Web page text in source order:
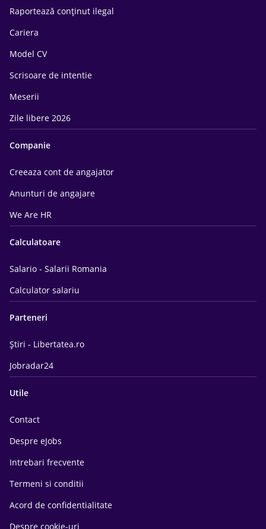
Raportează conținut ilegal
Cariera
Model CV
Scrisoare de intentie
Meserii
Zile libere 2026
Companie
Creeaza cont de angajator
Anunturi de angajare
We Are HR
Calculatoare
Salario - Salarii Romania
Calculator salariu
Parteneri
Știri - Libertatea.ro
Jobradar24
Utile
Contact
Despre eJobs
Intrebari frecvente
Termeni si conditii
Acord de confidentialitate
Despre cookie-uri